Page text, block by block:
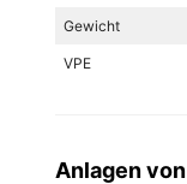
Gewicht
VPE
Anlagen von